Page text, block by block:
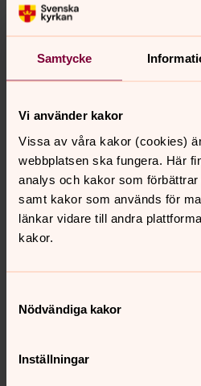
Samtycke
Vi använder kakor
Vissa av våra kakor (cookies)
webbplatsen ska fungera. Här
analys och kakor som förbättrar
samt kakor som används för
länkar vidare till andra
kakor.
Nödvändiga kakor
Inställningar
Lina Lidén
Barn - och ungdomsledare i
Direkt: 0647-146 67
E-post:
Mer om Lina Lidén
Barn och ungdomsledare